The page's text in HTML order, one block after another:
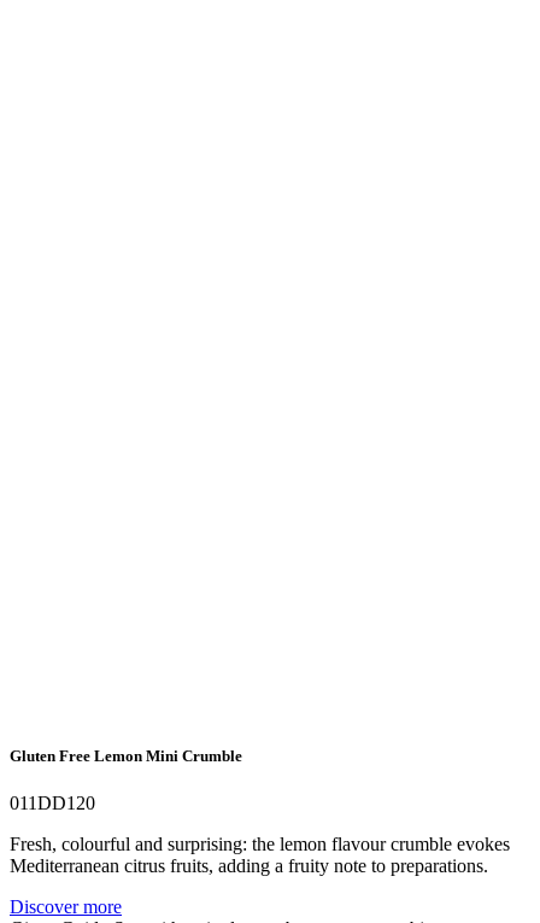
Gluten Free Lemon Mini Crumble
011DD120
Fresh, colourful and surprising: the lemon flavour crumble evokes
Mediterranean citrus fruits, adding a fruity note to preparations.
Discover more